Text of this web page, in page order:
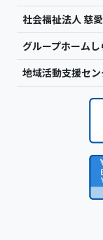
社会福祉法人 慈
グループホーム
地域活動支援セ